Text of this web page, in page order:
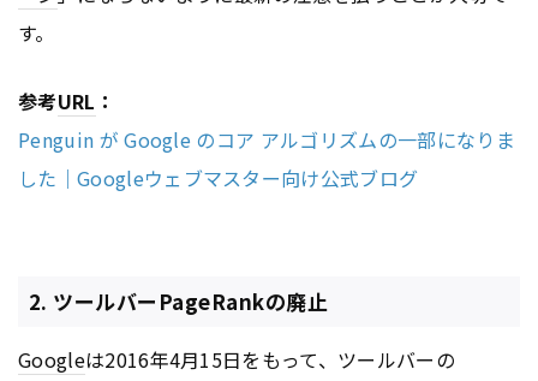
す。
参考URL ：
Penguin が Google のコア アルゴリズムの一部になりま
した｜Googleウェブマスター向け公式ブログ
2. ツールバーPageRankの廃止
Googleは2016年4月15日をもって、ツールバーの